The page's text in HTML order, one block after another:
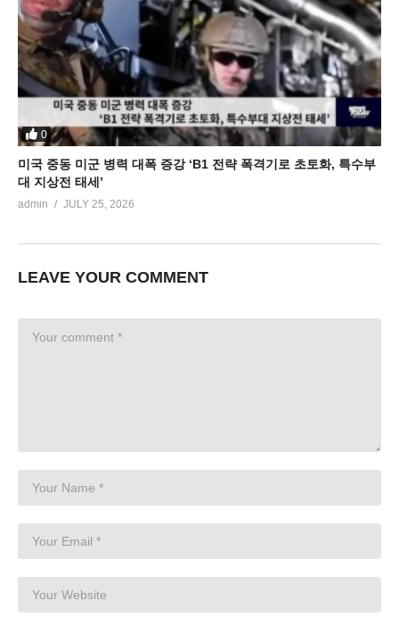
0
미국 중동 미군 병력 대폭 증강 ‘B1 전략 폭격기로 초토화, 특수부
대 지상전 태세’
admin JULY 25, 2026
LEAVE YOUR COMMENT